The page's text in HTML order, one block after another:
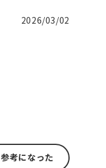
2026/03/02
参考になった